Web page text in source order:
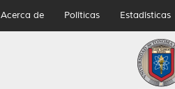
Acerca de Políticas Estadísticas